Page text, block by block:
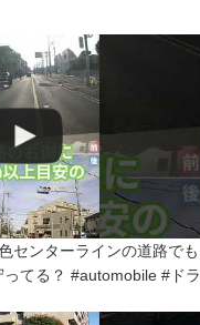
センターラインの道路でも
てる？ #automobile #ドラ